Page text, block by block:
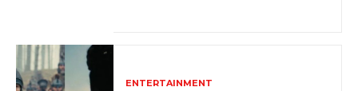
ENTERTAINMENT